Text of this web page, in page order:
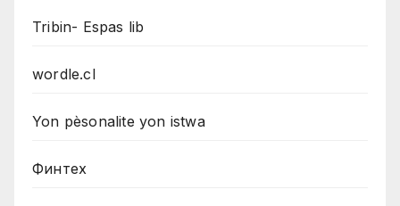
Tribin- Espas lib
wordle.cl
Yon pèsonalite yon istwa
Финтех